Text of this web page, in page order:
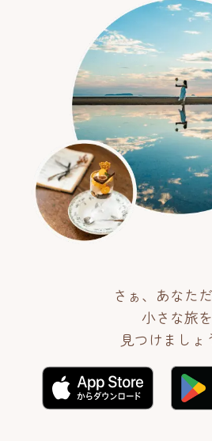
さぁ、あなた
小さな旅を
見つけまし